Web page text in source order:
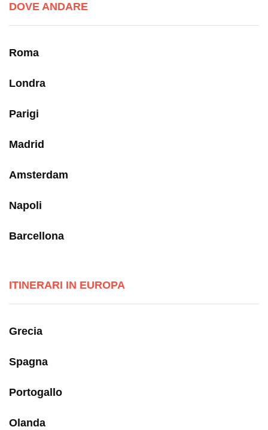
DOVE ANDARE
Roma
Londra
Parigi
Madrid
Amsterdam
Napoli
Barcellona
ITINERARI IN EUROPA
Grecia
Spagna
Portogallo
Olanda